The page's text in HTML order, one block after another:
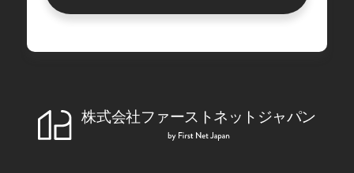
株式会社ファーストネットジャパン